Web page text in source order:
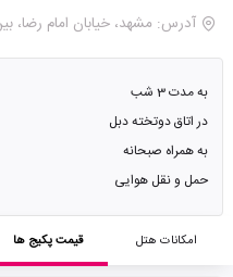
آدرس: مشهد، خیابان امام رضا، بین
به مدت 3 شب
در اتاق دوتخته دبل
به همراه صبحانه
حمل و نقل هوایی
امکانات هتل قیمت پکیج ها